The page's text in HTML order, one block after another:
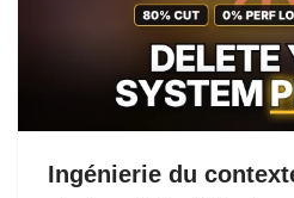
Ingénierie du